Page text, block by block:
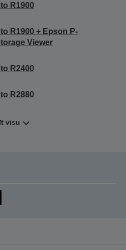
R1900
R1900 + Epson P-
Viewer
R2400
R2880
visu